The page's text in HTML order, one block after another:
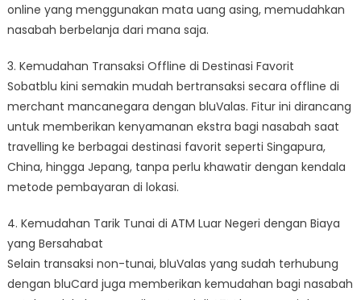
online yang menggunakan mata uang asing, memudahkan
nasabah berbelanja dari mana saja.
3. Kemudahan Transaksi Offline di Destinasi Favorit
Sobatblu kini semakin mudah bertransaksi secara offline di
merchant mancanegara dengan bluValas. Fitur ini dirancang
untuk memberikan kenyamanan ekstra bagi nasabah saat
travelling ke berbagai destinasi favorit seperti Singapura,
China, hingga Jepang, tanpa perlu khawatir dengan kendala
metode pembayaran di lokasi.
4. Kemudahan Tarik Tunai di ATM Luar Negeri dengan Biaya
yang Bersahabat
Selain transaksi non-tunai, bluValas yang sudah terhubung
dengan bluCard juga memberikan kemudahan bagi nasabah